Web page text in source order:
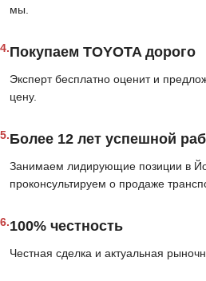
мы.
4.Покупаем TOYOTA дорого
Эксперт бесплатно оценит и
цену.
5.Более 12 лет успешной
Занимаем лидирующие позиции в
проконсультируем о продаже
6.100% честность
Честная сделка и актуальная